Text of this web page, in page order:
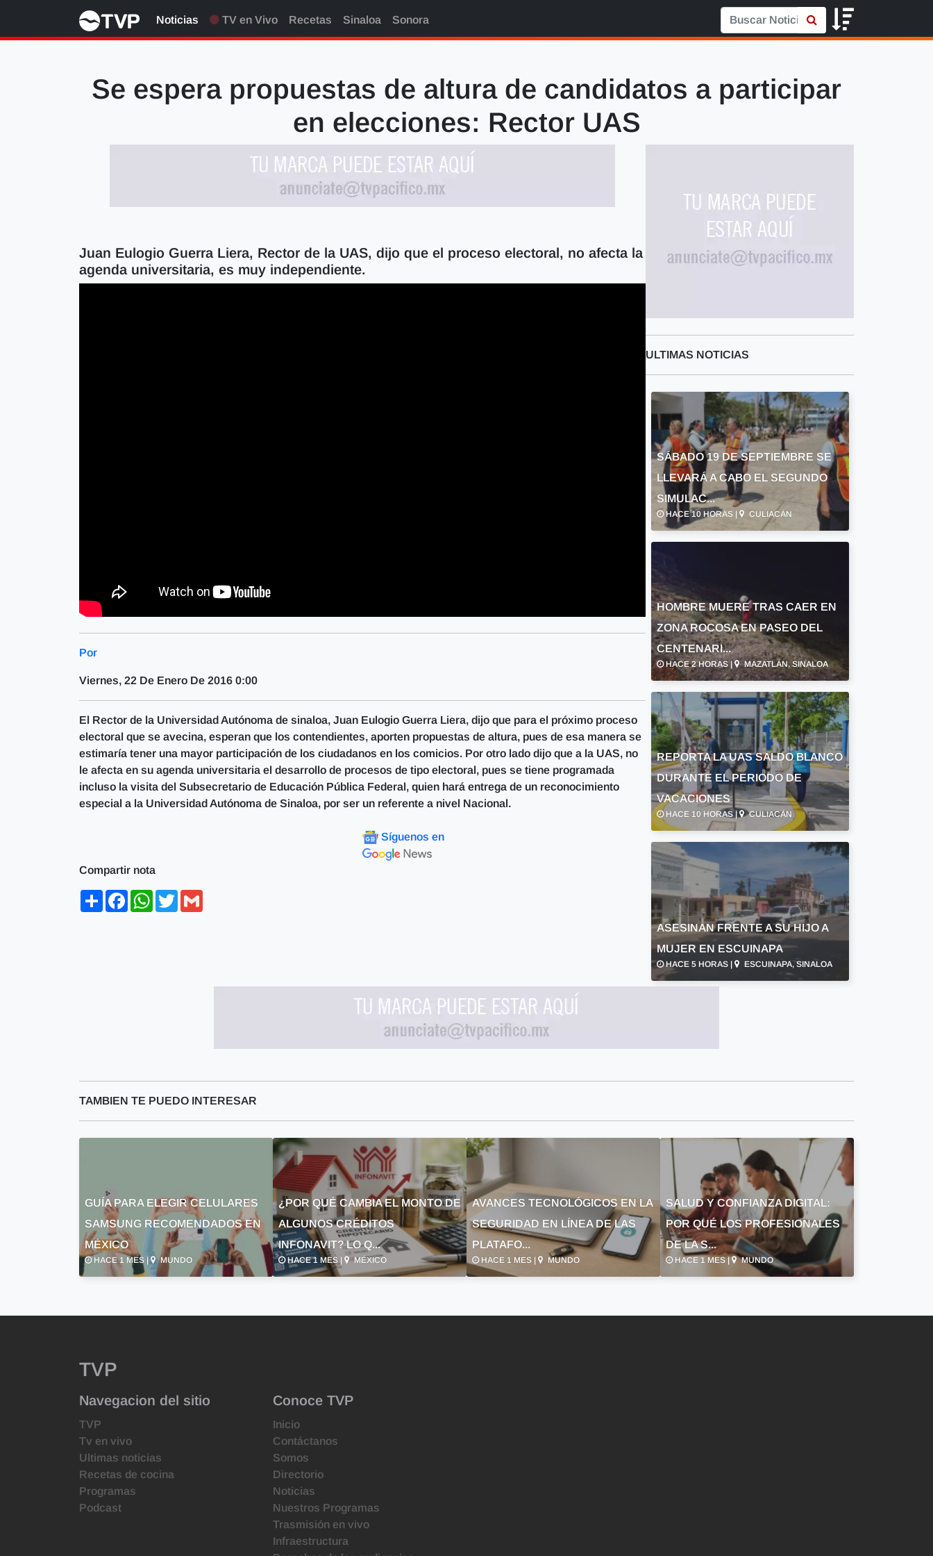
Noticias TV en Vivo Recetas Sinaloa Sonora
Se espera propuestas de altura de candidatos a participar
en elecciones: Rector UAS
Juan Eulogio Guerra Liera, Rector de la UAS, dijo que el proceso electoral, no afecta la
agenda universitaria, es muy independiente.
Por
Viernes, 22 De Enero De 2016 0:00
El Rector de la Universidad Autónoma de sinaloa, Juan Eulogio Guerra Liera, dijo que para el próximo proceso
electoral que se avecina, esperan que los contendientes, aporten propuestas de altura, pues de esa manera se
estimaría tener una mayor participación de los ciudadanos en los comicios. Por otro lado dijo que a la UAS, no
le afecta en su agenda universitaria el desarrollo de procesos de tipo electoral, pues se tiene programada
incluso la visita del Subsecretario de Educación Pública Federal, quien hará entrega de un reconocimiento
especial a la Universidad Autónoma de Sinaloa, por ser un referente a nivel Nacional.
Síguenos en
Compartir nota
ShareFacebookWhatsApp
Twitter
ULTIMAS NOTICIAS
SÁBADO 19 DE SEPTIEMBRE SE
LLEVARÁ A CABO EL SEGUNDO
SIMULAC...
HACE 10 HORAS | CULIACÁN
HOMBRE MUERE TRAS CAER EN
ZONA ROCOSA EN PASEO DEL
CENTENARI...
HACE 2 HORAS | MAZATLÁN, SINALOA
REPORTA LA UAS SALDO BLANCO
DURANTE EL PERIODO DE
VACACIONES
HACE 10 HORAS | CULIACÁN
ASESINAN FRENTE A SU HIJO A
MUJER EN ESCUINAPA
HACE 5 HORAS | ESCUINAPA, SINALOA
TAMBIEN TE PUEDO INTERESAR
GUÍA PARA ELEGIR CELULARES
SAMSUNG RECOMENDADOS EN
MÉXICO
HACE 1 MES | MUNDO
¿POR QUÉ CAMBIA EL MONTO DE
ALGUNOS CRÉDITOS
INFONAVIT? LO Q...
HACE 1 MES | MÉXICO
AVANCES TECNOLÓGICOS EN LA
SEGURIDAD EN LÍNEA DE LAS
PLATAFO...
HACE 1 MES | MUNDO
SALUD Y CONFIANZA DIGITAL:
POR QUÉ LOS PROFESIONALES
DE LA S...
HACE 1 MES | MUNDO
TVP
Navegacion del sitio
TVP
Tv en vivo
Ultimas noticias
Recetas de cocina
Programas
Podcast
Conoce TVP
Inicio
Contáctanos
Somos
Directorio
Noticias
Nuestros Programas
Trasmisión en vivo
Infraestructura